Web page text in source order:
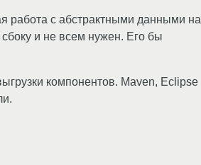
работа с абстрактными данными на
и не всем нужен. Его бы
компонентов. Maven, Eclipse